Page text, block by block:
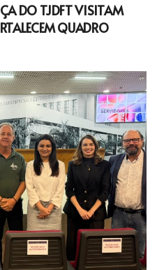
DO TJDFT VISITAM
QUADRO